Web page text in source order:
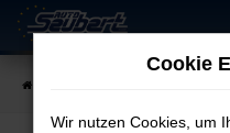
Zum
Hauptinhalt
springen
Cookie
Wir nutzen Cookies, um